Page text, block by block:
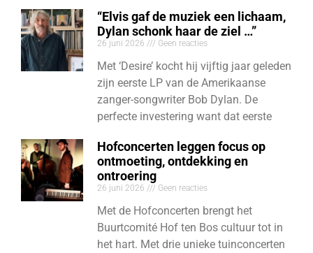
“Elvis gaf de muziek een lichaam,
Dylan schonk haar de ziel …”
26 juni 2026 Geen reacties
Met ‘Desire’ kocht hij vijftig jaar geleden
zijn eerste LP van de Amerikaanse
zanger-songwriter Bob Dylan. De
perfecte investering want dat eerste
Hofconcerten leggen focus op
ontmoeting, ontdekking en
ontroering
26 juni 2026 Geen reacties
Met de Hofconcerten brengt het
Buurtcomité Hof ten Bos cultuur tot in
het hart. Met drie unieke tuinconcerten